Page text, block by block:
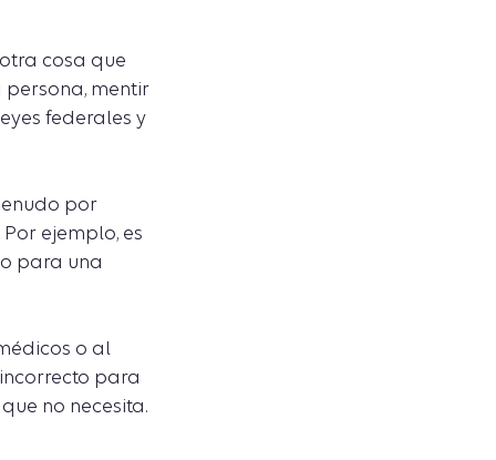
cosa que
mentir
federales y
por
ejemplo, es
para una
o al
para
no necesita.